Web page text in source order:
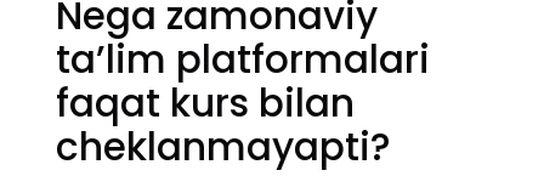
Nega zamonaviy
ta’lim platformalari
faqat kurs bilan
cheklanmayapti?